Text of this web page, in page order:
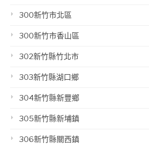
300新竹市北區
300新竹市香山區
302新竹縣竹北市
303新竹縣湖口鄉
304新竹縣新豐鄉
305新竹縣新埔鎮
306新竹縣關西鎮